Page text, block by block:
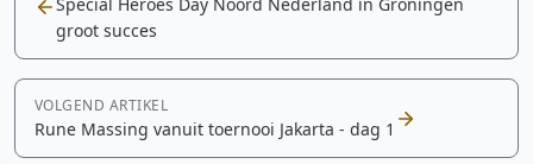
groot succes
VOLGEND ARTIKEL
Rune Massing vanuit toernooi Jakarta - dag 1